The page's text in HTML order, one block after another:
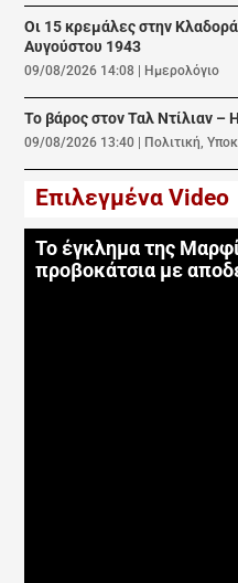
Οι 15 κρεμάλες στην
Αυγούστου 1943
09/08/2026 14:08 Ημερολόγιο
Το βάρος στον Ταλ Ντίλιαν –
09/08/2026 13:40 Πολιτική,
Επιλεγμένα Video
Το έγκλημα της
προβοκάτσια με